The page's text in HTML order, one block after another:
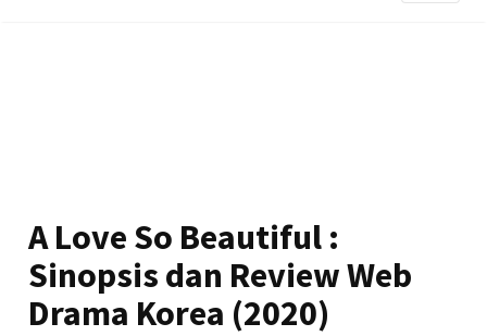
A Love So Beautiful :
Sinopsis dan Review Web
Drama Korea (2020)